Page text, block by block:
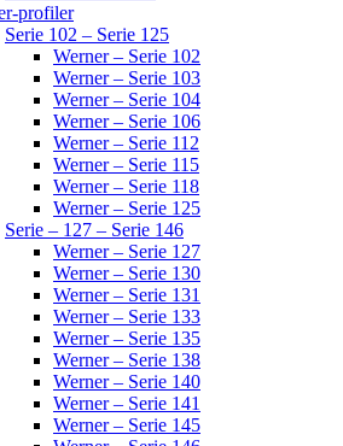
profiler
Serie 102 – Serie 125
Werner – Serie 102
Werner – Serie 103
Werner – Serie 104
Werner – Serie 106
Werner – Serie 112
Werner – Serie 115
Werner – Serie 118
Werner – Serie 125
Serie – 127 – Serie 146
Werner – Serie 127
Werner – Serie 130
Werner – Serie 131
Werner – Serie 133
Werner – Serie 135
Werner – Serie 138
Werner – Serie 140
Werner – Serie 141
Werner – Serie 145